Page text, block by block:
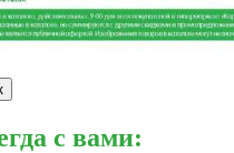
с вами: